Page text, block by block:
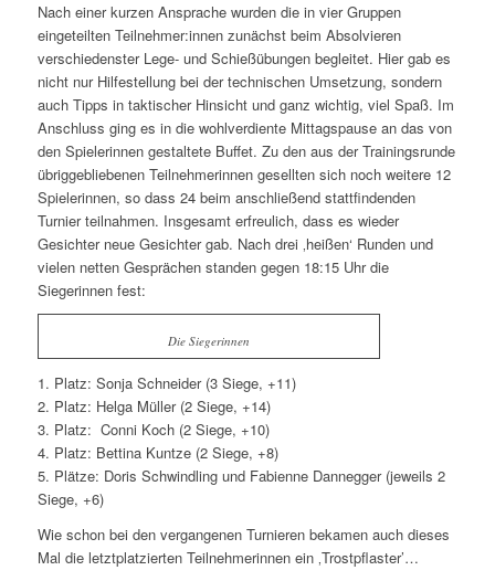
Nach einer kurzen Ansprache wurden die in vier Gruppen
eingeteilten Teilnehmer:innen zunächst beim Absolvieren
verschiedenster Lege- und Schießübungen begleitet. Hier gab es
nicht nur Hilfestellung bei der technischen Umsetzung, sondern
auch Tipps in taktischer Hinsicht und ganz wichtig, viel Spaß. Im
Anschluss ging es in die wohlverdiente Mittagspause an das von
den Spielerinnen gestaltete Buffet. Zu den aus der Trainingsrunde
übriggebliebenen Teilnehmerinnen gesellten sich noch weitere 12
Spielerinnen, so dass 24 beim anschließend stattfindenden
Turnier teilnahmen. Insgesamt erfreulich, dass es wieder
Gesichter neue Gesichter gab. Nach drei ‚heißen‘ Runden und
vielen netten Gesprächen standen gegen 18:15 Uhr die
Siegerinnen fest:
Die Siegerinnen
1. Platz: Sonja Schneider (3 Siege, +11)
2. Platz: Helga Müller (2 Siege, +14)
3. Platz: Conni Koch (2 Siege, +10)
4. Platz: Bettina Kuntze (2 Siege, +8)
5. Plätze: Doris Schwindling und Fabienne Dannegger (jeweils 2
Siege, +6)
Wie schon bei den vergangenen Turnieren bekamen auch dieses
Mal die letztplatzierten Teilnehmerinnen ein ‚Trostpflaster’…